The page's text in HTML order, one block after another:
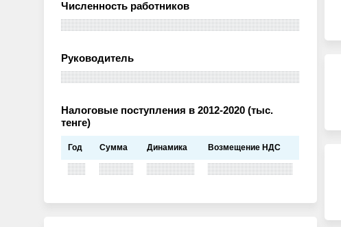
Численность работников
Руководитель
Налоговые поступления в 2012-2020 (тыс.
тенге)
Год Сумма Динамика Возмещение НДС